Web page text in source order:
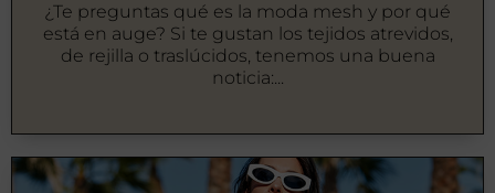
¿Te preguntas qué es la moda mesh y por qué
está en auge? Si te gustan los tejidos atrevidos,
de rejilla o traslúcidos, tenemos una buena
noticia:...